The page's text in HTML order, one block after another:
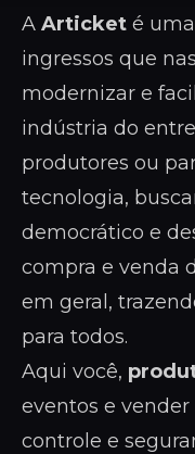
A Articket é
ingressos que
modernizar e
indústria do
produtores ou
tecnologia,
democrático e
compra e venda
em geral,
para todos.
Aqui você,
eventos e
controle e